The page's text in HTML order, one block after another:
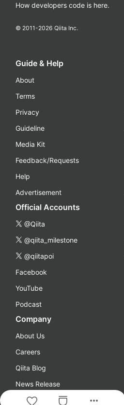
more_horiz
How developers code is here.
© 2011-2026 Qiita Inc.
Guide & Help
About
Terms
Privacy
Guideline
Media Kit
Feedback/Requests
Help
Advertisement
Official Accounts
@Qiita
@qiita_milestone
@qiitapoi
Facebook
YouTube
Podcast
Company
About Us
Careers
Qiita Blog
News Release